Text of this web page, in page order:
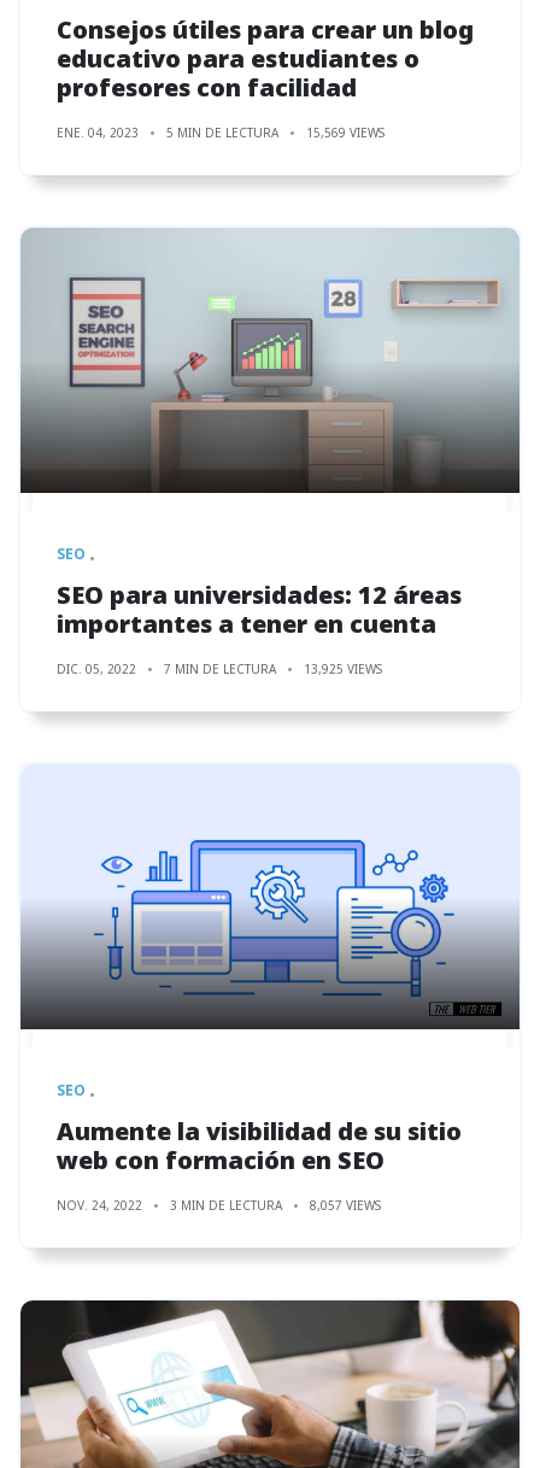
Consejos útiles para crear un blog
educativo para estudiantes o
profesores con facilidad
ENE. 04, 2023 5 MIN DE LECTURA 15,569 VIEWS
SEO
SEO para universidades: 12 áreas
importantes a tener en cuenta
DIC. 05, 2022 7 MIN DE LECTURA 13,925 VIEWS
SEO
Aumente la visibilidad de su sitio
web con formación en SEO
NOV. 24, 2022 3 MIN DE LECTURA 8,057 VIEWS